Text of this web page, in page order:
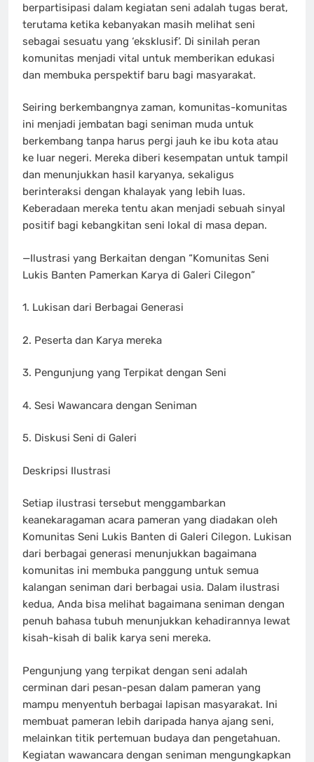
berpartisipasi dalam kegiatan seni adalah tugas berat,
terutama ketika kebanyakan masih melihat seni
sebagai sesuatu yang ‘eksklusif’. Di sinilah peran
komunitas menjadi vital untuk memberikan edukasi
dan membuka perspektif baru bagi masyarakat.
Seiring berkembangnya zaman, komunitas-komunitas
ini menjadi jembatan bagi seniman muda untuk
berkembang tanpa harus pergi jauh ke ibu kota atau
ke luar negeri. Mereka diberi kesempatan untuk tampil
dan menunjukkan hasil karyanya, sekaligus
berinteraksi dengan khalayak yang lebih luas.
Keberadaan mereka tentu akan menjadi sebuah sinyal
positif bagi kebangkitan seni lokal di masa depan.
—Ilustrasi yang Berkaitan dengan “Komunitas Seni
Lukis Banten Pamerkan Karya di Galeri Cilegon”
1. Lukisan dari Berbagai Generasi
2. Peserta dan Karya mereka
3. Pengunjung yang Terpikat dengan Seni
4. Sesi Wawancara dengan Seniman
5. Diskusi Seni di Galeri
Deskripsi Ilustrasi
Setiap ilustrasi tersebut menggambarkan
keanekaragaman acara pameran yang diadakan oleh
Komunitas Seni Lukis Banten di Galeri Cilegon. Lukisan
dari berbagai generasi menunjukkan bagaimana
komunitas ini membuka panggung untuk semua
kalangan seniman dari berbagai usia. Dalam ilustrasi
kedua, Anda bisa melihat bagaimana seniman dengan
penuh bahasa tubuh menunjukkan kehadirannya lewat
kisah-kisah di balik karya seni mereka.
Pengunjung yang terpikat dengan seni adalah
cerminan dari pesan-pesan dalam pameran yang
mampu menyentuh berbagai lapisan masyarakat. Ini
membuat pameran lebih daripada hanya ajang seni,
melainkan titik pertemuan budaya dan pengetahuan.
Kegiatan wawancara dengan seniman mengungkapkan